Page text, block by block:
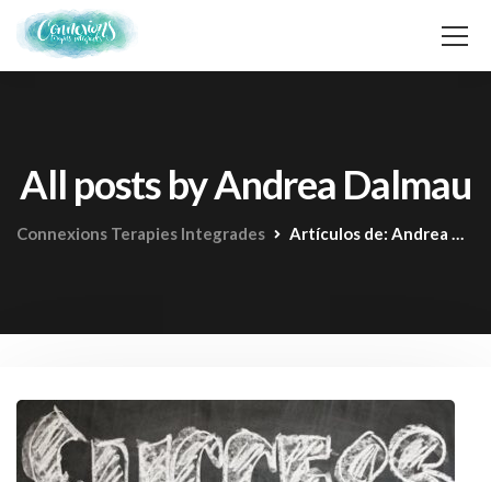
All posts by Andrea Dalmau
Connexions Terapies Integrades Artículos de: Andrea Dalmau